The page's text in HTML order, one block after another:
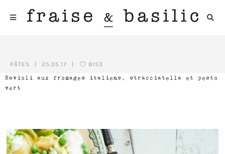
Ravioli aux fromages italiens, stracciatella et pesto
vert
PÂTES 25.05.17 8153